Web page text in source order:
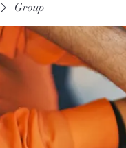
Group